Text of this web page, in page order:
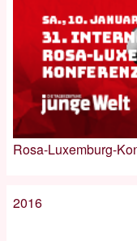
Rosa-Luxemburg-
2016